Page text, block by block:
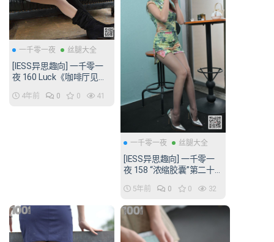
一千零一夜 丝腿大全
[IESS异思趣向] 一千零一
夜 160 Luck《咖啡厅见相
4年前 0 0 41
一千零一夜 丝腿大全
[IESS异思趣向] 一千零一
夜 158 “浓缩胶囊”第二十
5年前 0 0 32